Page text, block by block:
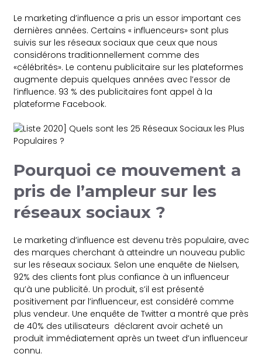
Le marketing d’influence a pris un essor important ces
dernières années. Certains « influenceurs» sont plus
suivis sur les réseaux sociaux que ceux que nous
considérons traditionnellement comme des
«célébrités». Le contenu publicitaire sur les plateformes
augmente depuis quelques années avec l’essor de
l’influence. 93 % des publicitaires font appel à la
plateforme Facebook.
Pourquoi ce mouvement a
pris de l’ampleur sur les
réseaux sociaux ?
Le marketing d’influence est devenu très populaire, avec
des marques cherchant à atteindre un nouveau public
sur les réseaux sociaux. Selon une enquête de Nielsen,
92% des clients font plus confiance à un influenceur
qu’à une publicité. Un produit, s’il est présenté
positivement par l’influenceur, est considéré comme
plus vendeur. Une enquête de Twitter a montré que près
de 40% des utilisateurs déclarent avoir acheté un
produit immédiatement après un tweet d’un influenceur
connu.